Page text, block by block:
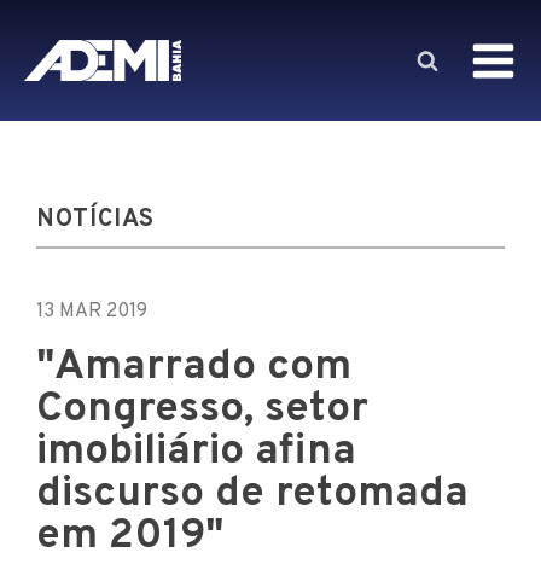
NOTÍCIAS
13 MAR 2019
"Amarrado com
Congresso, setor
imobiliário afina
discurso de retomada
em 2019"